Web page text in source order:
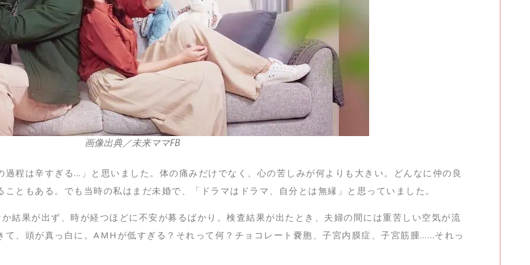
画像出典／未来ママFB
程は辛すぎる…」と思いました。体の痛みだけでなく、心の苦しみが何よりも大きい。どんなに仲の良
ともある。でも当時の私はまだ未婚で、「ドラマはドラマ、自分とは無縁」と思っていました。
結果が出ず、時が経つほどに不安が募るばかり。検査結果が出たとき、夫婦の間には重苦しい空気が流
、頭が真っ白に。AMHが低すぎる？それって何？チョコレート嚢胞、子宮内膜症、子宮筋腫……それっ